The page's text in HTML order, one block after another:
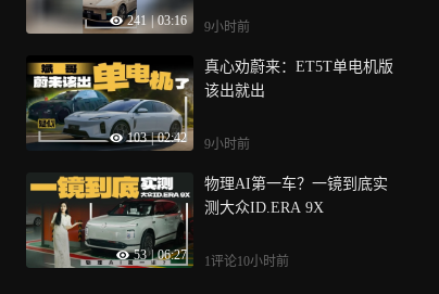
241 | 03:16 9小时前
103 | 02:42
真心劝蔚来：ET5T单电机版
该出就出
9小时前
53 | 06:27
物理AI第一车？一镜到底实
测大众ID.ERA 9X
1评论10小时前